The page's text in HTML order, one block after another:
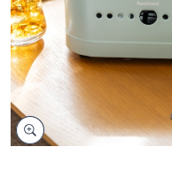
ッ
チ
デ
バ
ス
で